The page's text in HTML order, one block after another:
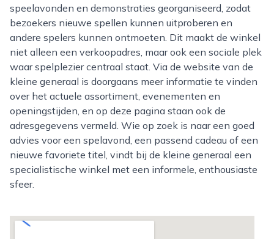
speelavonden en demonstraties georganiseerd, zodat
bezoekers nieuwe spellen kunnen uitproberen en
andere spelers kunnen ontmoeten. Dit maakt de winkel
niet alleen een verkoopadres, maar ook een sociale plek
waar spelplezier centraal staat. Via de website van de
kleine generaal is doorgaans meer informatie te vinden
over het actuele assortiment, evenementen en
openingstijden, en op deze pagina staan ook de
adresgegevens vermeld. Wie op zoek is naar een goed
advies voor een spelavond, een passend cadeau of een
nieuwe favoriete titel, vindt bij de kleine generaal een
specialistische winkel met een informele, enthousiaste
sfeer.